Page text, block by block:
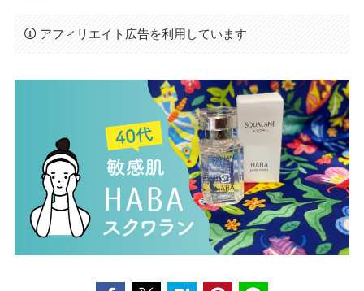
アフィリエイト広告を利用しています